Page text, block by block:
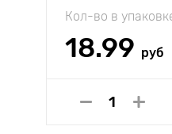
Кол-во в
18.99 руб